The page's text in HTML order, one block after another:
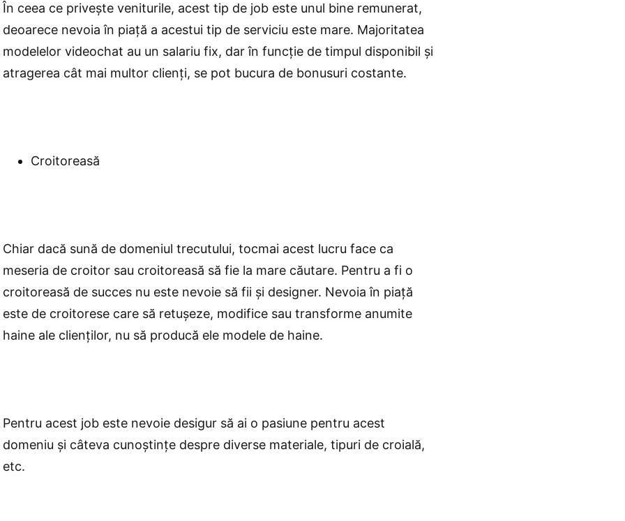
În ceea ce privește veniturile, acest tip de job este unul bine remunerat,
deoarece nevoia în piață a acestui tip de serviciu este mare. Majoritatea
modelelor videochat au un salariu fix, dar în funcție de timpul disponibil și
atragerea cât mai multor clienți, se pot bucura de bonusuri costante.
Croitoreasă
Chiar dacă sună de domeniul trecutului, tocmai acest lucru face ca
meseria de croitor sau croitoreasă să fie la mare căutare. Pentru a fi o
croitoreasă de succes nu este nevoie să fii și designer. Nevoia în piață
este de croitorese care să retușeze, modifice sau transforme anumite
haine ale clienților, nu să producă ele modele de haine.
Pentru acest job este nevoie desigur să ai o pasiune pentru acest
domeniu și câteva cunoștințe despre diverse materiale, tipuri de croială,
etc.